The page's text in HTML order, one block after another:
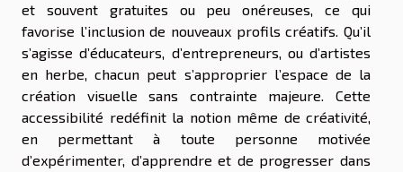
et souvent gratuites ou peu onéreuses, ce qui
favorise l’inclusion de nouveaux profils créatifs. Qu’il
s’agisse d’éducateurs, d’entrepreneurs, ou d’artistes
en herbe, chacun peut s’approprier l’espace de la
création visuelle sans contrainte majeure. Cette
accessibilité redéfinit la notion même de créativité,
en permettant à toute personne motivée
d’expérimenter, d’apprendre et de progresser dans